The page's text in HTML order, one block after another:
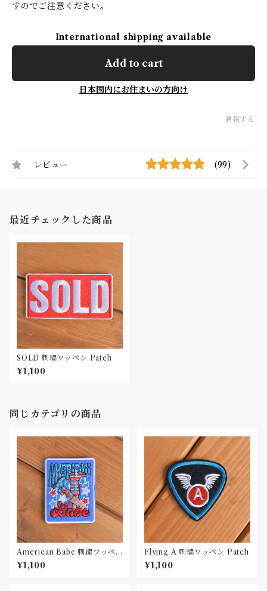
すのでご注意ください。
International shipping available
Add to cart
日本国内にお住まいの方向け
通報する
レビュー (99)
最近チェックした商品
SOLD 刺繍ワッペン Patch
¥1,100
同じカテゴリの商品
American Babe 刺繍ワッペ
ン Patch
¥1,100
Flying A 刺繍ワッペン Patch
¥1,100